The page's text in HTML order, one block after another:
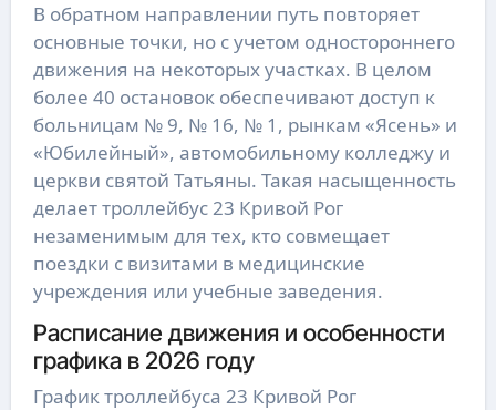
В обратном направлении путь повторяет
основные точки, но с учетом одностороннего
движения на некоторых участках. В целом
более 40 остановок обеспечивают доступ к
больницам № 9, № 16, № 1, рынкам «Ясень» и
«Юбилейный», автомобильному колледжу и
церкви святой Татьяны. Такая насыщенность
делает троллейбус 23 Кривой Рог
незаменимым для тех, кто совмещает
поездки с визитами в медицинские
учреждения или учебные заведения.
Расписание движения и особенности
графика в 2026 году
График троллейбуса 23 Кривой Рог